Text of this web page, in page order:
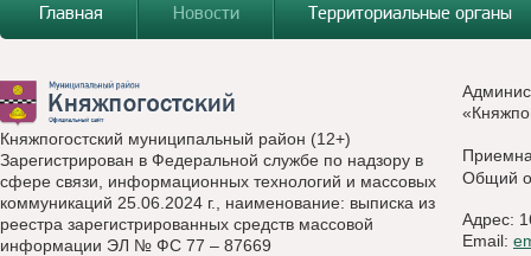
Главная
Новости Территориальные органы
Княжпогостский муниципальный район (12+)
Зарегистрирован в Федеральной службе по надзору в
сфере связи, информационных технологий и массовых
коммуникаций 25.06.2024 г., наименование: выписка из
реестра зарегистрированных средств массовой
информации ЭЛ № ФС 77 – 87669
Общий
Адрес:
Email: